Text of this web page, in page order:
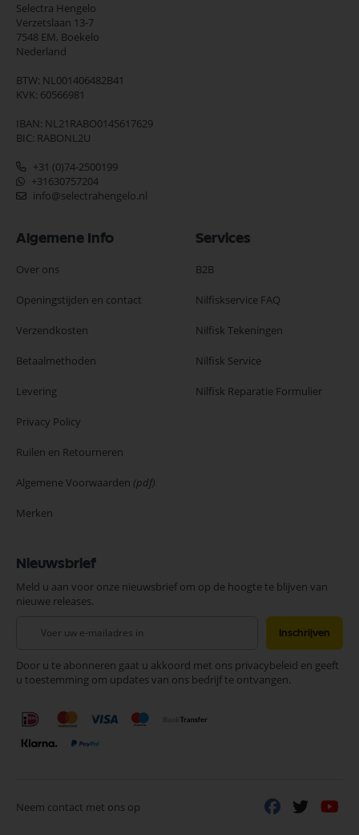
Selectra Hengelo
Verzetslaan 13-7
7548 EM, Boekelo
Nederland
BTW: NL001406482B41
KVK: 60566981
IBAN: NL21RABO0145617629
BIC: RABONL2U
+31 (0)74-2500199
+31630757204
info@selectrahengelo.nl
Algemene Info
Over ons
Openingstijden en contact
Verzendkosten
Betaalmethoden
Levering
Privacy Policy
Ruilen en Retourneren
Algemene Voorwaarden (pdf)
Merken
Services
B2B
Nilfiskservice FAQ
Nilfisk Tekeningen
Nilfisk Service
Nilfisk Reparatie Formulier
Nieuwsbrief
Meld u aan voor onze nieuwsbrief om op de hoogte te blijven van
nieuwe releases.
onze
nieuwsbrief
Inschrijven
Door u te abonneren gaat u akkoord met ons privacybeleid en geeft
u toestemming om updates van ons bedrijf te ontvangen.
Neem contact met ons op